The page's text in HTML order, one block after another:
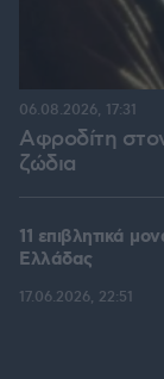
Αφροδίτη
ζώδια
06.08.2026, 17:31
11 επιβλητικά
Ελλάδας
17.06.2026, 22:51